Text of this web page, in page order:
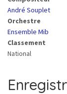
André Souplet
Orchestre
Ensemble Mib
Classement
National